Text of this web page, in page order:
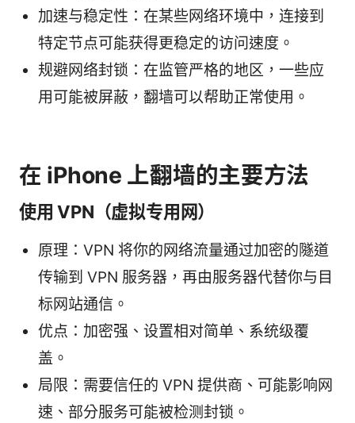
加速与稳定性：在某些网络环境中，连接到
特定节点可能获得更稳定的访问速度。
规避网络封锁：在监管严格的地区，一些应
用可能被屏蔽，翻墙可以帮助正常使用。
在 iPhone 上翻墙的主要方法
使用 VPN（虚拟专用网）
原理：VPN 将你的网络流量通过加密的隧道
传输到 VPN 服务器，再由服务器代替你与目
标网站通信。
优点：加密强、设置相对简单、系统级覆
盖。
局限：需要信任的 VPN 提供商、可能影响网
速、部分服务可能被检测封锁。